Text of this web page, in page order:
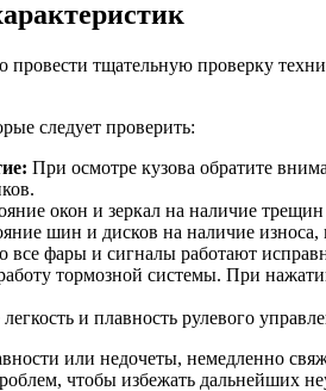
тщательную проверку
следует проверить:
При осмотре кузова обратите
окон и зеркал на наличие
шин и дисков на наличие
все фары и сигналы работают
тормозной системы. При
легкость и плавность рулевого
или недочеты, немедленно
чтобы избежать дальнейших